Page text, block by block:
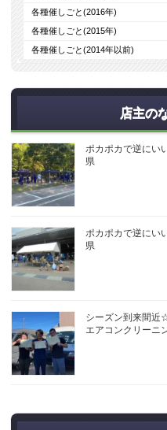
各種催しごと(2016年)
各種催しごと(2015年)
各種催しごと(2014年以前)
店主の
ポカポカで逆にい
県
ポカポカで逆にい
県
シーズン到来間近
エアコンクリーニ